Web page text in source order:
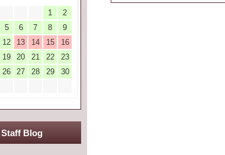
1
2
5 6 7 8
9
12 13 14 15
16
19 20 21 22
23
26 27 28 29
30
Staff Blog